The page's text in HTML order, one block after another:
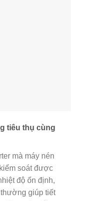
tiêu thụ cùng
mà máy nén
soát được
độ ổn định,
giúp tiết